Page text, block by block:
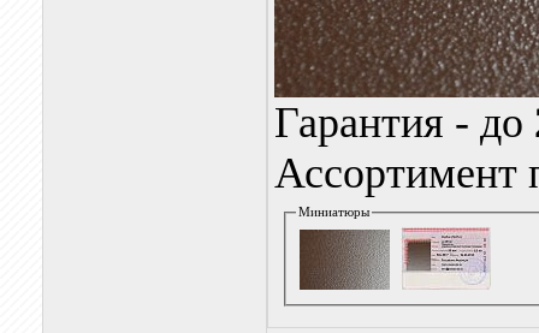
Гарантия - до
Ассортимент
Миниатюры